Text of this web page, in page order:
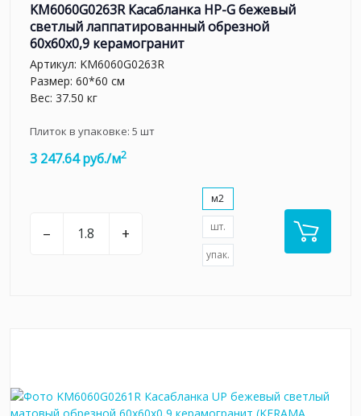
KM6060G0263R Касабланка HP-G бежевый
светлый лаппатированный обрезной
60x60x0,9 керамогранит
Артикул: KM6060G0263R
Размер: 60*60 см
Вес: 37.50 кг
Плиток в упаковке: 5 шт
3 247.64 руб./м2
– +
м2
шт.
упак.